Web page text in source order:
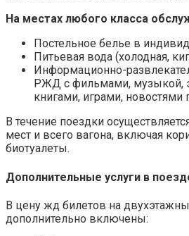
На местах любого класса
Постельное белье в
Питьевая вода (холодная,
Информационно-
РЖД с фильмами, музыкой,
книгами, играми, новостями
В течение поездки
мест и всего вагона, включая
биотуалеты.
Дополнительные услуги в
В цену жд билетов на
дополнительно включены: